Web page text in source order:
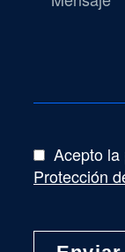
Acepto la
Protección